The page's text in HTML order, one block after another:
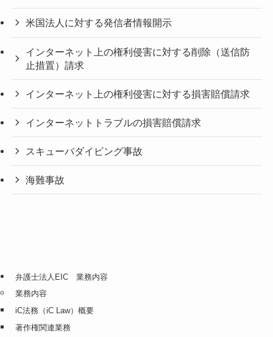
米国法人に対する発信者情報開示
インターネット上の権利侵害に対する削除（送信防
止措置）請求
インターネット上の権利侵害に対する損害賠償請求
インターネットトラブルの損害賠償請求
スキューバダイビング事故
海難事故
弁護士法人EIC 業務内容
業務内容
iC法務（iC Law）概要
著作権関連業務